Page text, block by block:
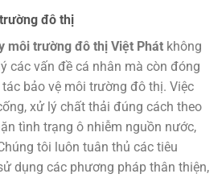
đô thị
môi trường đô thị Việt Phát không
các vấn đề cá nhân mà còn đóng
bảo vệ môi trường đô thị. Việc
xử lý chất thải đúng cách theo
tình trạng ô nhiễm nguồn nước,
tôi luôn tuân thủ các tiêu
dụng các phương pháp thân thiện,